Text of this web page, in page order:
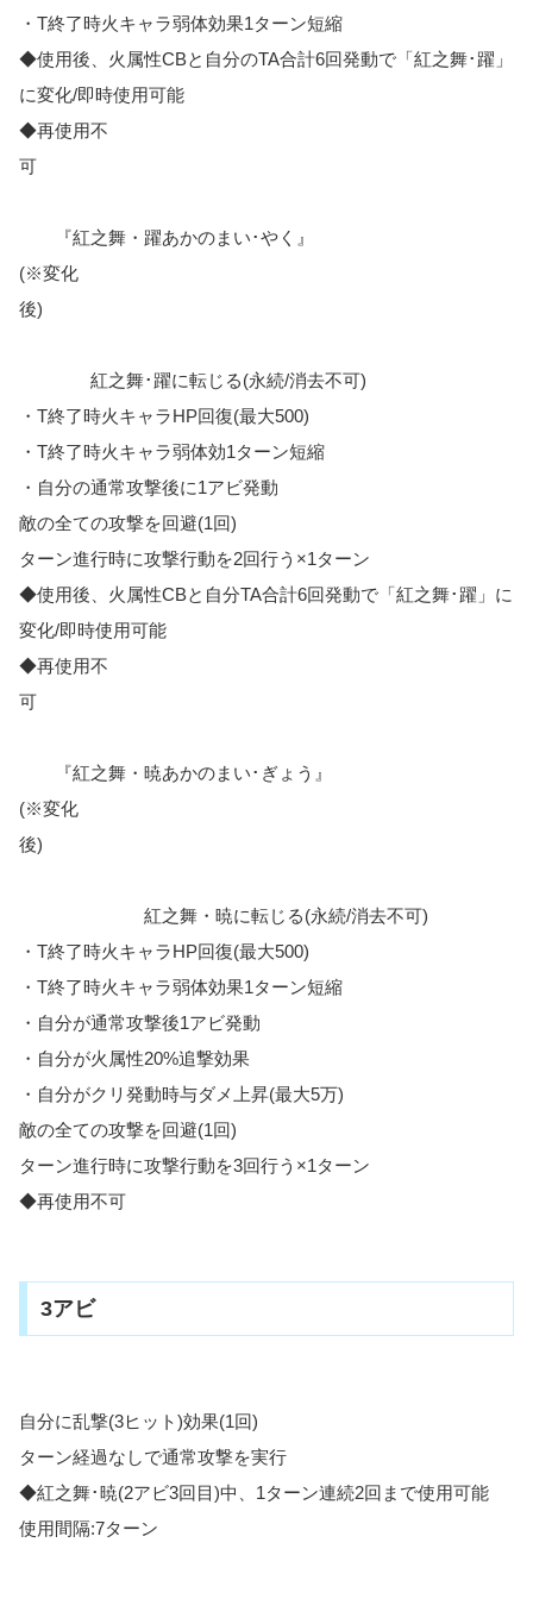
・T終了時火キャラ弱体効果1ターン短縮
◆使用後、火属性CBと自分のTA合計6回発動で「紅之舞･躍」
に変化/即時使用可能
◆再使用不
可
『紅之舞・躍あかのまい･やく』
(※変化
後)
紅之舞･躍に転じる(永続/消去不可)
・T終了時火キャラHP回復(最大500)
・T終了時火キャラ弱体効1ターン短縮
・自分の通常攻撃後に1アビ発動
敵の全ての攻撃を回避(1回)
ターン進行時に攻撃行動を2回行う×1ターン
◆使用後、火属性CBと自分TA合計6回発動で「紅之舞･躍」に
変化/即時使用可能
◆再使用不
可
『紅之舞・暁あかのまい･ぎょう』
(※変化
後)
紅之舞・暁に転じる(永続/消去不可)
・T終了時火キャラHP回復(最大500)
・T終了時火キャラ弱体効果1ターン短縮
・自分が通常攻撃後1アビ発動
・自分が火属性20%追撃効果
・自分がクリ発動時与ダメ上昇(最大5万)
敵の全ての攻撃を回避(1回)
ターン進行時に攻撃行動を3回行う×1ターン
◆再使用不可
3アビ
自分に乱撃(3ヒット)効果(1回)
ターン経過なしで通常攻撃を実行
◆紅之舞･暁(2アビ3回目)中、1ターン連続2回まで使用可能
使用間隔:7ターン